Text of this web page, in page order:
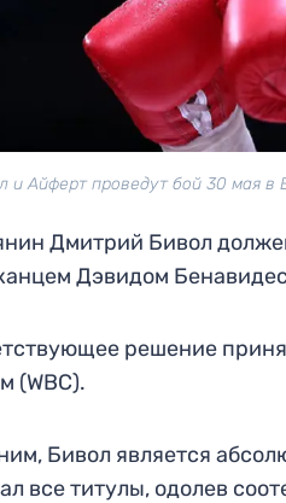
и Айферт проведут бой 30 мая в
Дмитрий Бивол
Дэвидом
решение
(WBC).
Бивол является
все титулы, одолев